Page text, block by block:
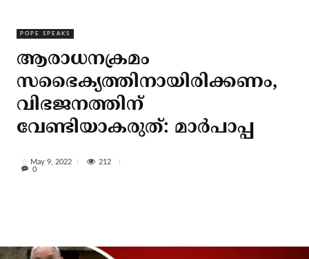
POPE SPEAKS
ആരാധനക്രമം
സഭൈക്യത്തിനായിരിക്കണം,
വിഭജനത്തിന്
വേണ്ടിയാകരുത്: മാര്‍പാപ്പ
May 9, 2022
212
0